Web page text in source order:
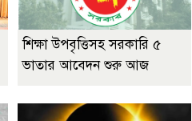
শিক্ষা উপবৃত্তিসহ সরকারি ৫
ভাতার আবেদন শুরু আজ